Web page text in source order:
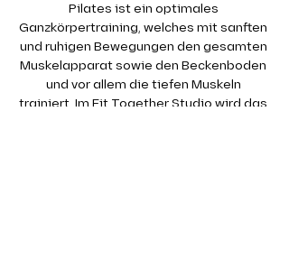
Pilates ist ein optimales
Ganzkörpertraining, welches mit sanften
und ruhigen Bewegungen den gesamten
Muskelapparat sowie den Beckenboden
und vor allem die tiefen Muskeln
trainiert. Im Fit Together Studio wird das